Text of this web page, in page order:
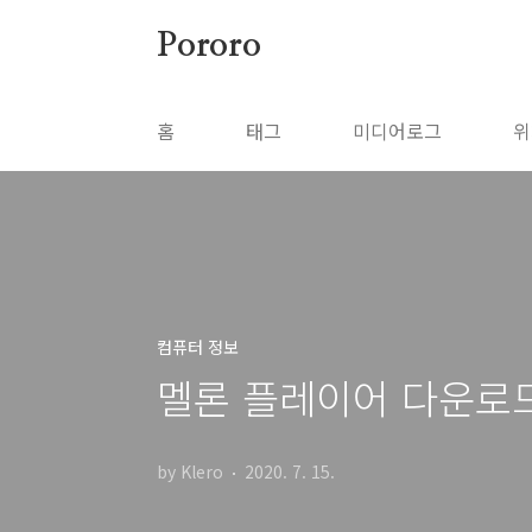
Pororo
홈 태그 미디어로그
컴퓨터 정보
멜론 플레이어 다운로
by Klero 2020. 7. 15.